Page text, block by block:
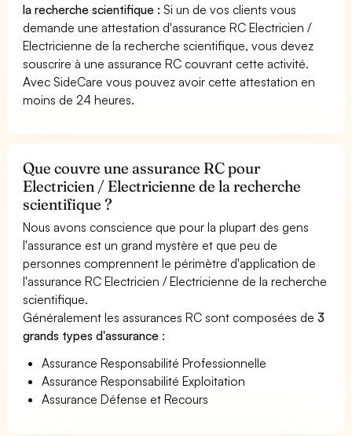
la recherche scientifique : Si un de vos clients vous
demande une attestation d'assurance RC Electricien /
Electricienne de la recherche scientifique, vous devez
souscrire à une assurance RC couvrant cette activité.
Avec SideCare vous pouvez avoir cette attestation en
moins de 24 heures.
Que couvre une assurance RC pour
Electricien / Electricienne de la recherche
scientifique ?
Nous avons conscience que pour la plupart des gens
l'assurance est un grand mystère et que peu de
personnes comprennent le périmètre d'application de
l'assurance RC Electricien / Electricienne de la recherche
scientifique.
Généralement les assurances RC sont composées de3
grands types d'assurance :
Assurance Responsabilité Professionnelle
Assurance Responsabilité Exploitation
Assurance Défense et Recours